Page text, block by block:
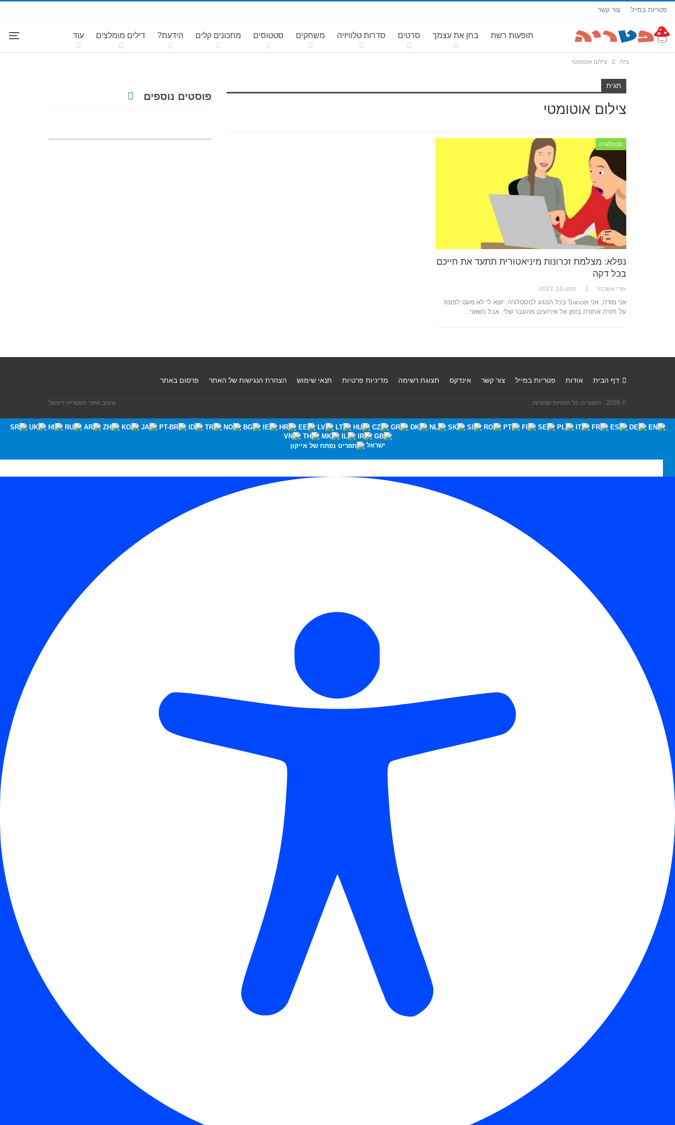
פטריות במייל צור קשר
תופעות רשת בחן את עצמך סרטים סדרות טלוויזיה משחקים סטטוסים מתכונים קלים הידעת? דילים מומלצים עוד
בית צילום אוטומטי
תגית
צילום אוטומטי
טכנולוגיה
נפלא: מצלמת זכרונות מיניאטורית תתעד את חייכם
בכל דקה
אורי אשכנזי ספט 16, 2013
אני מודה, אני Succer בכל הנוגע לנוסטלגיה. יוצא לי לא מעט לפנטז
על חזרה אחורה בזמן אל אירועים מהעבר שלי. אבל כשאני…
פוסטים נוספים
דף הבית אודות פטריות במייל צור קשר אינדקס תצוגת רשימה מדיניות פרטיות תנאי שימוש הצהרת הנגישות של האתר פרסום באתר
© 2026 - הפטריה. כל הזכויות שמורות. עיצוב אתר: הפטריה דיגיטל
ישראל